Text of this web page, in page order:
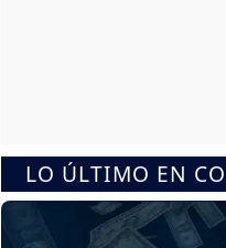
LO ÚLTIMO EN